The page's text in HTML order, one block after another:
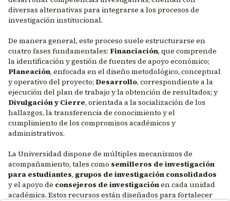
diversas alternativas para integrarse a los procesos de
investigación institucional.
De manera general, este proceso suele estructurarse en
cuatro fases fundamentales: Financiación, que comprende
la identificación y gestión de fuentes de apoyo económico;
Planeación, enfocada en el diseño metodológico, conceptual
y operativo del proyecto; Desarrollo, correspondiente a la
ejecución del plan de trabajo y la obtención de resultados; y
Divulgación y Cierre, orientada a la socialización de los
hallazgos, la transferencia de conocimiento y el
cumplimiento de los compromisos académicos y
administrativos.
La Universidad dispone de múltiples mecanismos de
acompañamiento, tales como semilleros de investigación
para estudiantes, grupos de investigación consolidados
y el apoyo de consejeros de investigaciónen cada unidad
académica. Estos recursos están diseñados para fortalecer